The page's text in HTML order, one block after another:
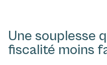
Une souplesse
fiscalité moins